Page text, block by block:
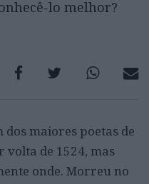
lo melhor?
dos maiores poetas de
volta de 1524, mas
onde. Morreu no